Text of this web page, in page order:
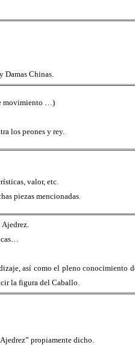
Damas Chinas.
movimiento …)
los peones y rey.
valor, etc.
piezas mencionadas.
Ajedrez.
así como el pleno conocimiento
la figura del Caballo.
propiamente dicho.